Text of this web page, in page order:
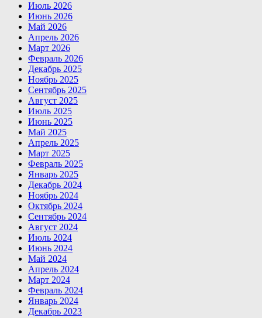
Июль 2026
Июнь 2026
Май 2026
Апрель 2026
Март 2026
Февраль 2026
Декабрь 2025
Ноябрь 2025
Сентябрь 2025
Август 2025
Июль 2025
Июнь 2025
Май 2025
Апрель 2025
Март 2025
Февраль 2025
Январь 2025
Декабрь 2024
Ноябрь 2024
Октябрь 2024
Сентябрь 2024
Август 2024
Июль 2024
Июнь 2024
Май 2024
Апрель 2024
Март 2024
Февраль 2024
Январь 2024
Декабрь 2023